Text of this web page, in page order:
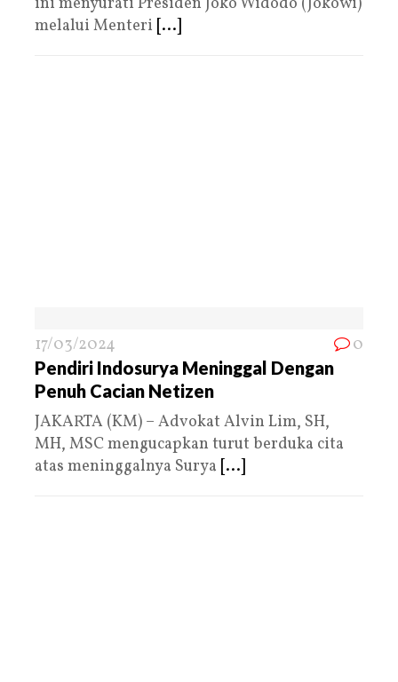
melalui Menteri [...]
17/03/2024 0
Pendiri Indosurya Meninggal Dengan
Penuh Cacian Netizen
JAKARTA (KM) – Advokat Alvin Lim, SH,
MH, MSC mengucapkan turut berduka cita
atas meninggalnya Surya [...]